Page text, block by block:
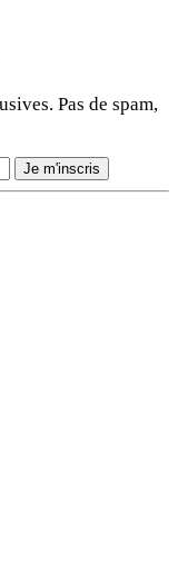
Pas de spam,
Je m'inscris